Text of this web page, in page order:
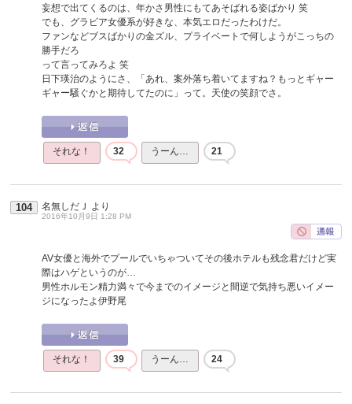
妄想で出てくるのは、年かさ男性にもてあそばれる姿ばかり 笑
でも、グラビア女優系が好きな、本気エロだったわけだ。
ファンなどブスばかりの金ズル、プライベートで何しようがこっちの
勝手だろ
って言ってみろよ 笑
日下瑛治のようにさ、「あれ、案外落ち着いてますね？もっとギャー
ギャー騒ぐかと期待してたのに」って。天使の笑顔でさ。
それな！ 32 うーん… 21
104 名無しだＪ より
2016年10月9日 1:28 PM
AV女優と海外でプールでいちゃついてその後ホテルも残念君だけど実
際はハゲというのが…
男性ホルモン精力満々で今までのイメージと間逆で気持ち悪いイメー
ジになったよ伊野尾
それな！ 39 うーん… 24